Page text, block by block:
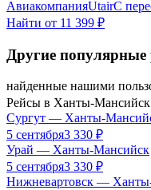
АвиакомпанияUtairС
Найти от 11 399 ₽
Другие популярные
найденные нашими
Рейсы в Ханты-Мансийск
Сургут — Ханты-
5 сентября3 330 ₽
Урай — Ханты-Мансийск
5 сентября3 330 ₽
Нижневартовск —